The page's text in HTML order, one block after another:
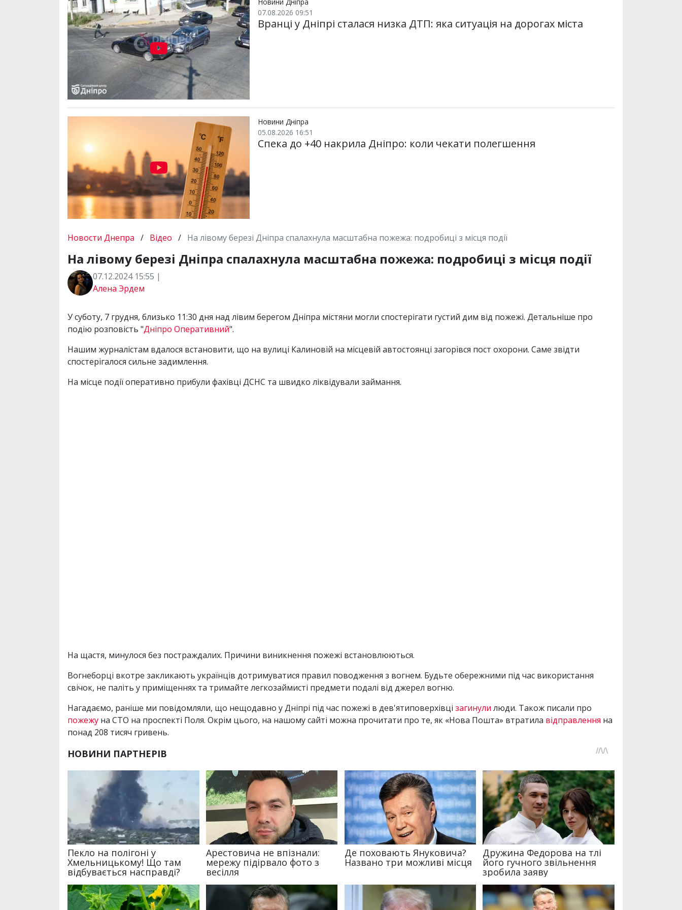
Новини Дніпра
07.08.2026 09:51
Вранці у Дніпрі сталася низка ДТП: яка ситуація на дорогах міста
Новини Дніпра
05.08.2026 16:51
Спека до +40 накрила Дніпро: коли чекати полегшення
Новости Днепра / Відео / На лівому березі Дніпра спалахнула масштабна пожежа: подробиці з місця події
На лівому березі Дніпра спалахнула масштабна пожежа: подробиці з місця події
07.12.2024 15:55 |
Алена Эрдем
У суботу, 7 грудня, близько 11:30 дня над лівим берегом Дніпра містяни могли спостерігати густий дим від пожежі. Детальніше про
подію розповість "Дніпро Оперативний".
Нашим журналістам вдалося встановити, що на вулиці Калиновій на місцевій автостоянці загорівся пост охорони. Саме звідти
спостерігалося сильне задимлення.
На місце події оперативно прибули фахівці ДСНС та швидко ліквідували займання.
На щастя, минулося без постраждалих. Причини виникнення пожежі встановлюються.
Вогнеборці вкотре закликають українців дотримуватися правил поводження з вогнем. Будьте обережними під час використання
свічок, не паліть у приміщеннях та тримайте легкозаймисті предмети подалі від джерел вогню.
Нагадаємо, раніше ми повідомляли, що нещодавно у Дніпрі під час пожежі в дев'ятиповерхівці загинули люди. Також писали про
пожежу на СТО на проспекті Поля. Окрім цього, на нашому сайті можна прочитати про те, як «Нова Пошта» втратила відправлення на
понад 208 тисяч гривень.